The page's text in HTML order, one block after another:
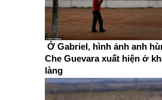
Ở Gabriel, hình ảnh anh
Che Guevara xuất hiện ở
làng